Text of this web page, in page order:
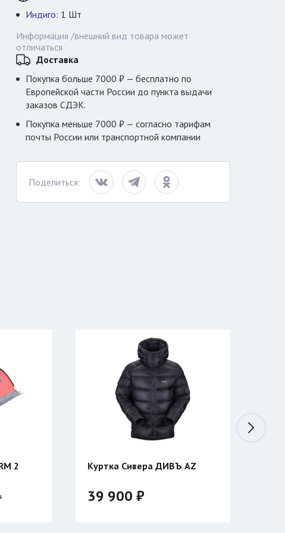
Индиго: 1 Шт
Информация /внешний вид товара может
отличаться
Доставка
Покупка больше 7000 ₽ — бесплатно по
Европейской части России до пункта выдачи
заказов СДЭК.
Покупка меньше 7000 ₽ — согласно тарифам
почты России или транспортной компании
Поделиться:
2
Куртка Сивера ДИВЪ AZ
39 900 ₽